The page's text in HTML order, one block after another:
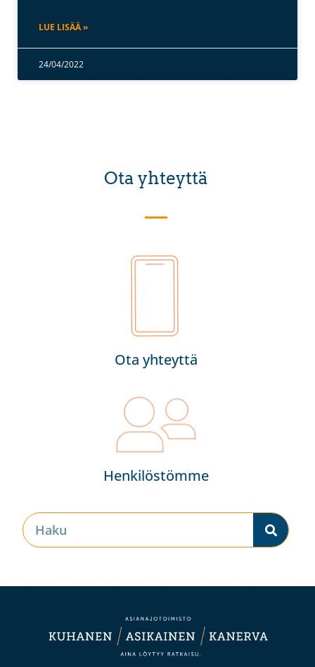
LUE LISÄÄ »
24/04/2022
Ota yhteyttä
Ota yhteyttä
Henkilöstömme